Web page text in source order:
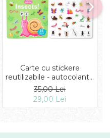
Carte cu stickere
reutilizabile - autocolante
insecte
35,00 Lei
29,00 Lei